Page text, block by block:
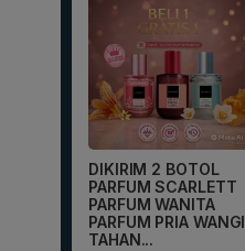
DIKIRIM 2 BOTOL
PARFUM SCARLETT
PARFUM WANITA
PARFUM PRIA WANGI
TAHAN...